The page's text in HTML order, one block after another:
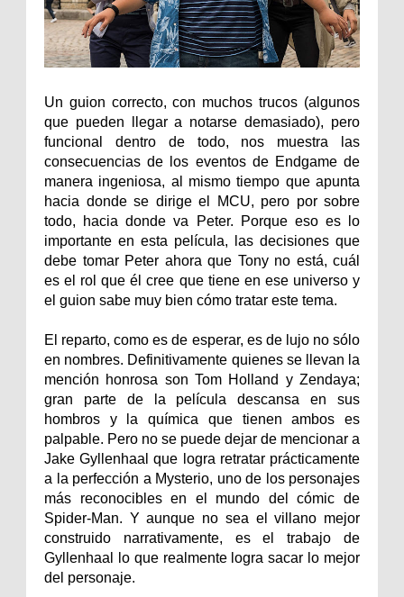
Un guion correcto, con muchos trucos (algunos
que pueden llegar a notarse demasiado), pero
funcional dentro de todo, nos muestra las
consecuencias de los eventos de Endgame de
manera ingeniosa, al mismo tiempo que apunta
hacia donde se dirige el MCU, pero por sobre
todo, hacia donde va Peter. Porque eso es lo
importante en esta película, las decisiones que
debe tomar Peter ahora que Tony no está, cuál
es el rol que él cree que tiene en ese universo y
el guion sabe muy bien cómo tratar este tema.
El reparto, como es de esperar, es de lujo no sólo
en nombres. Definitivamente quienes se llevan la
mención honrosa son Tom Holland y Zendaya;
gran parte de la película descansa en sus
hombros y la química que tienen ambos es
palpable. Pero no se puede dejar de mencionar a
Jake Gyllenhaal que logra retratar prácticamente
a la perfección a Mysterio, uno de los personajes
más reconocibles en el mundo del cómic de
Spider-Man. Y aunque no sea el villano mejor
construido narrativamente, es el trabajo de
Gyllenhaal lo que realmente logra sacar lo mejor
del personaje.